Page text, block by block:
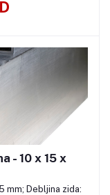
- 10 x 15 x
mm; Debljina zida: